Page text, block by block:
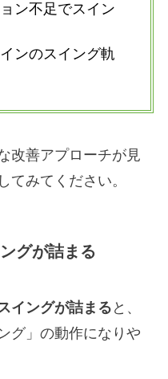
ン不足でスイン
ンのスイング軌
改善アプローチが見
てみてください。
グが詰まる
イングが詰まる と、
グ」の動作になりや